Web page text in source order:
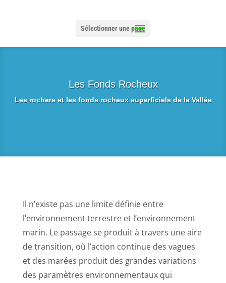
Sélectionner une page
Les Fonds Rocheux
Les rochers et les fonds rocheux superficiels de la Vallée
Il n’existe pas une limite définie entre
l’environnement terrestre et l’environnement
marin. Le passage se produit à travers une aire
de transition, où l’action continue des vagues
et des marées produit des grandes variations
des paramètres environnementaux qui